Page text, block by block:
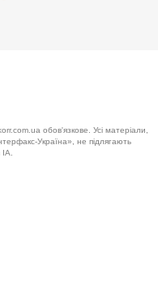
обов'язкове. Усі матеріали,
Україна», не підлягають